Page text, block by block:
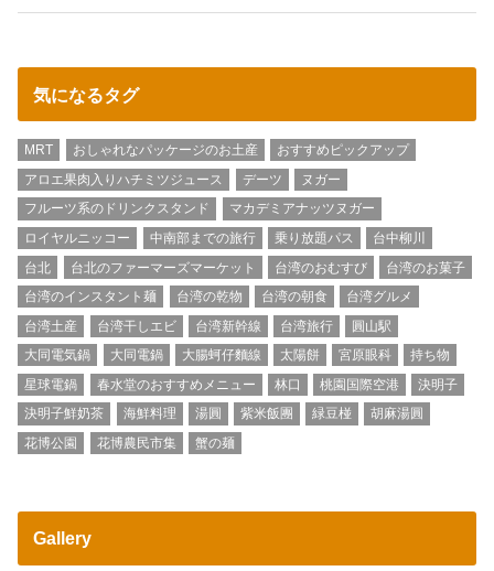
気になるタグ
MRT おしゃれなパッケージのお土産
おすすめピックアップ
アロエ果肉入りハチミツジュース
デーツ
ヌガー
フルーツ系のドリンクスタンド
マカデミアナッツヌガー
ロイヤルニッコー
中南部までの旅行 乗り放題パス
台中柳川
台北
台北のファーマーズマーケット 台湾のおむすび
台湾のお菓子
台湾のインスタント麺
台湾の乾物 台湾の朝食
台湾グルメ
台湾土産
台湾干しエビ 台湾新幹線 台湾旅行
圓山駅
大同電気鍋
大同電鍋 大腸蚵仔麵線 太陽餅 宮原眼科
持ち物
星球電鍋
春水堂のおすすめメニュー 林口 桃園国際空港
決明子
決明子鮮奶茶
海鮮料理 湯圓 紫米飯團 緑豆椪
胡麻湯圓
花博公園
花博農民市集 蟹の麺
Gallery